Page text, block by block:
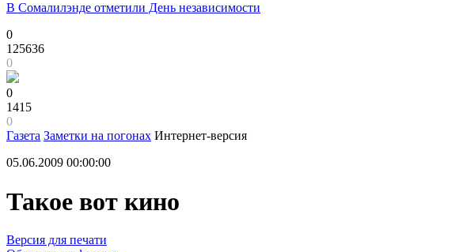
В Сомалилэнде отметили День независимости
0
125636
0
0
1415
0
Газета Заметки на погонах Интернет-версия
05.06.2009 00:00:00
Такое вот кино
Версия для печати